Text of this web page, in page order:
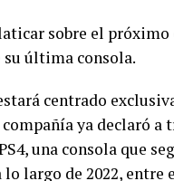
sobre el
su última consola.
centrado
ya declaró a
una consola que
largo de 2022, entre